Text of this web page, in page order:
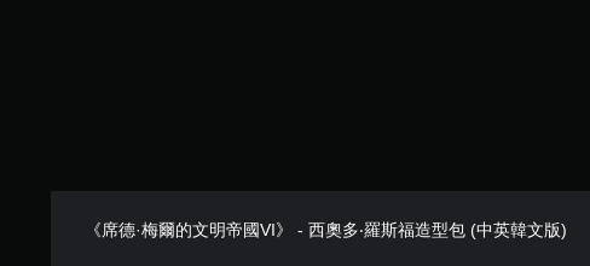
《席德·梅爾的文明帝國VI》 - 西奧多‧羅斯福造型包 (中英韓文版)